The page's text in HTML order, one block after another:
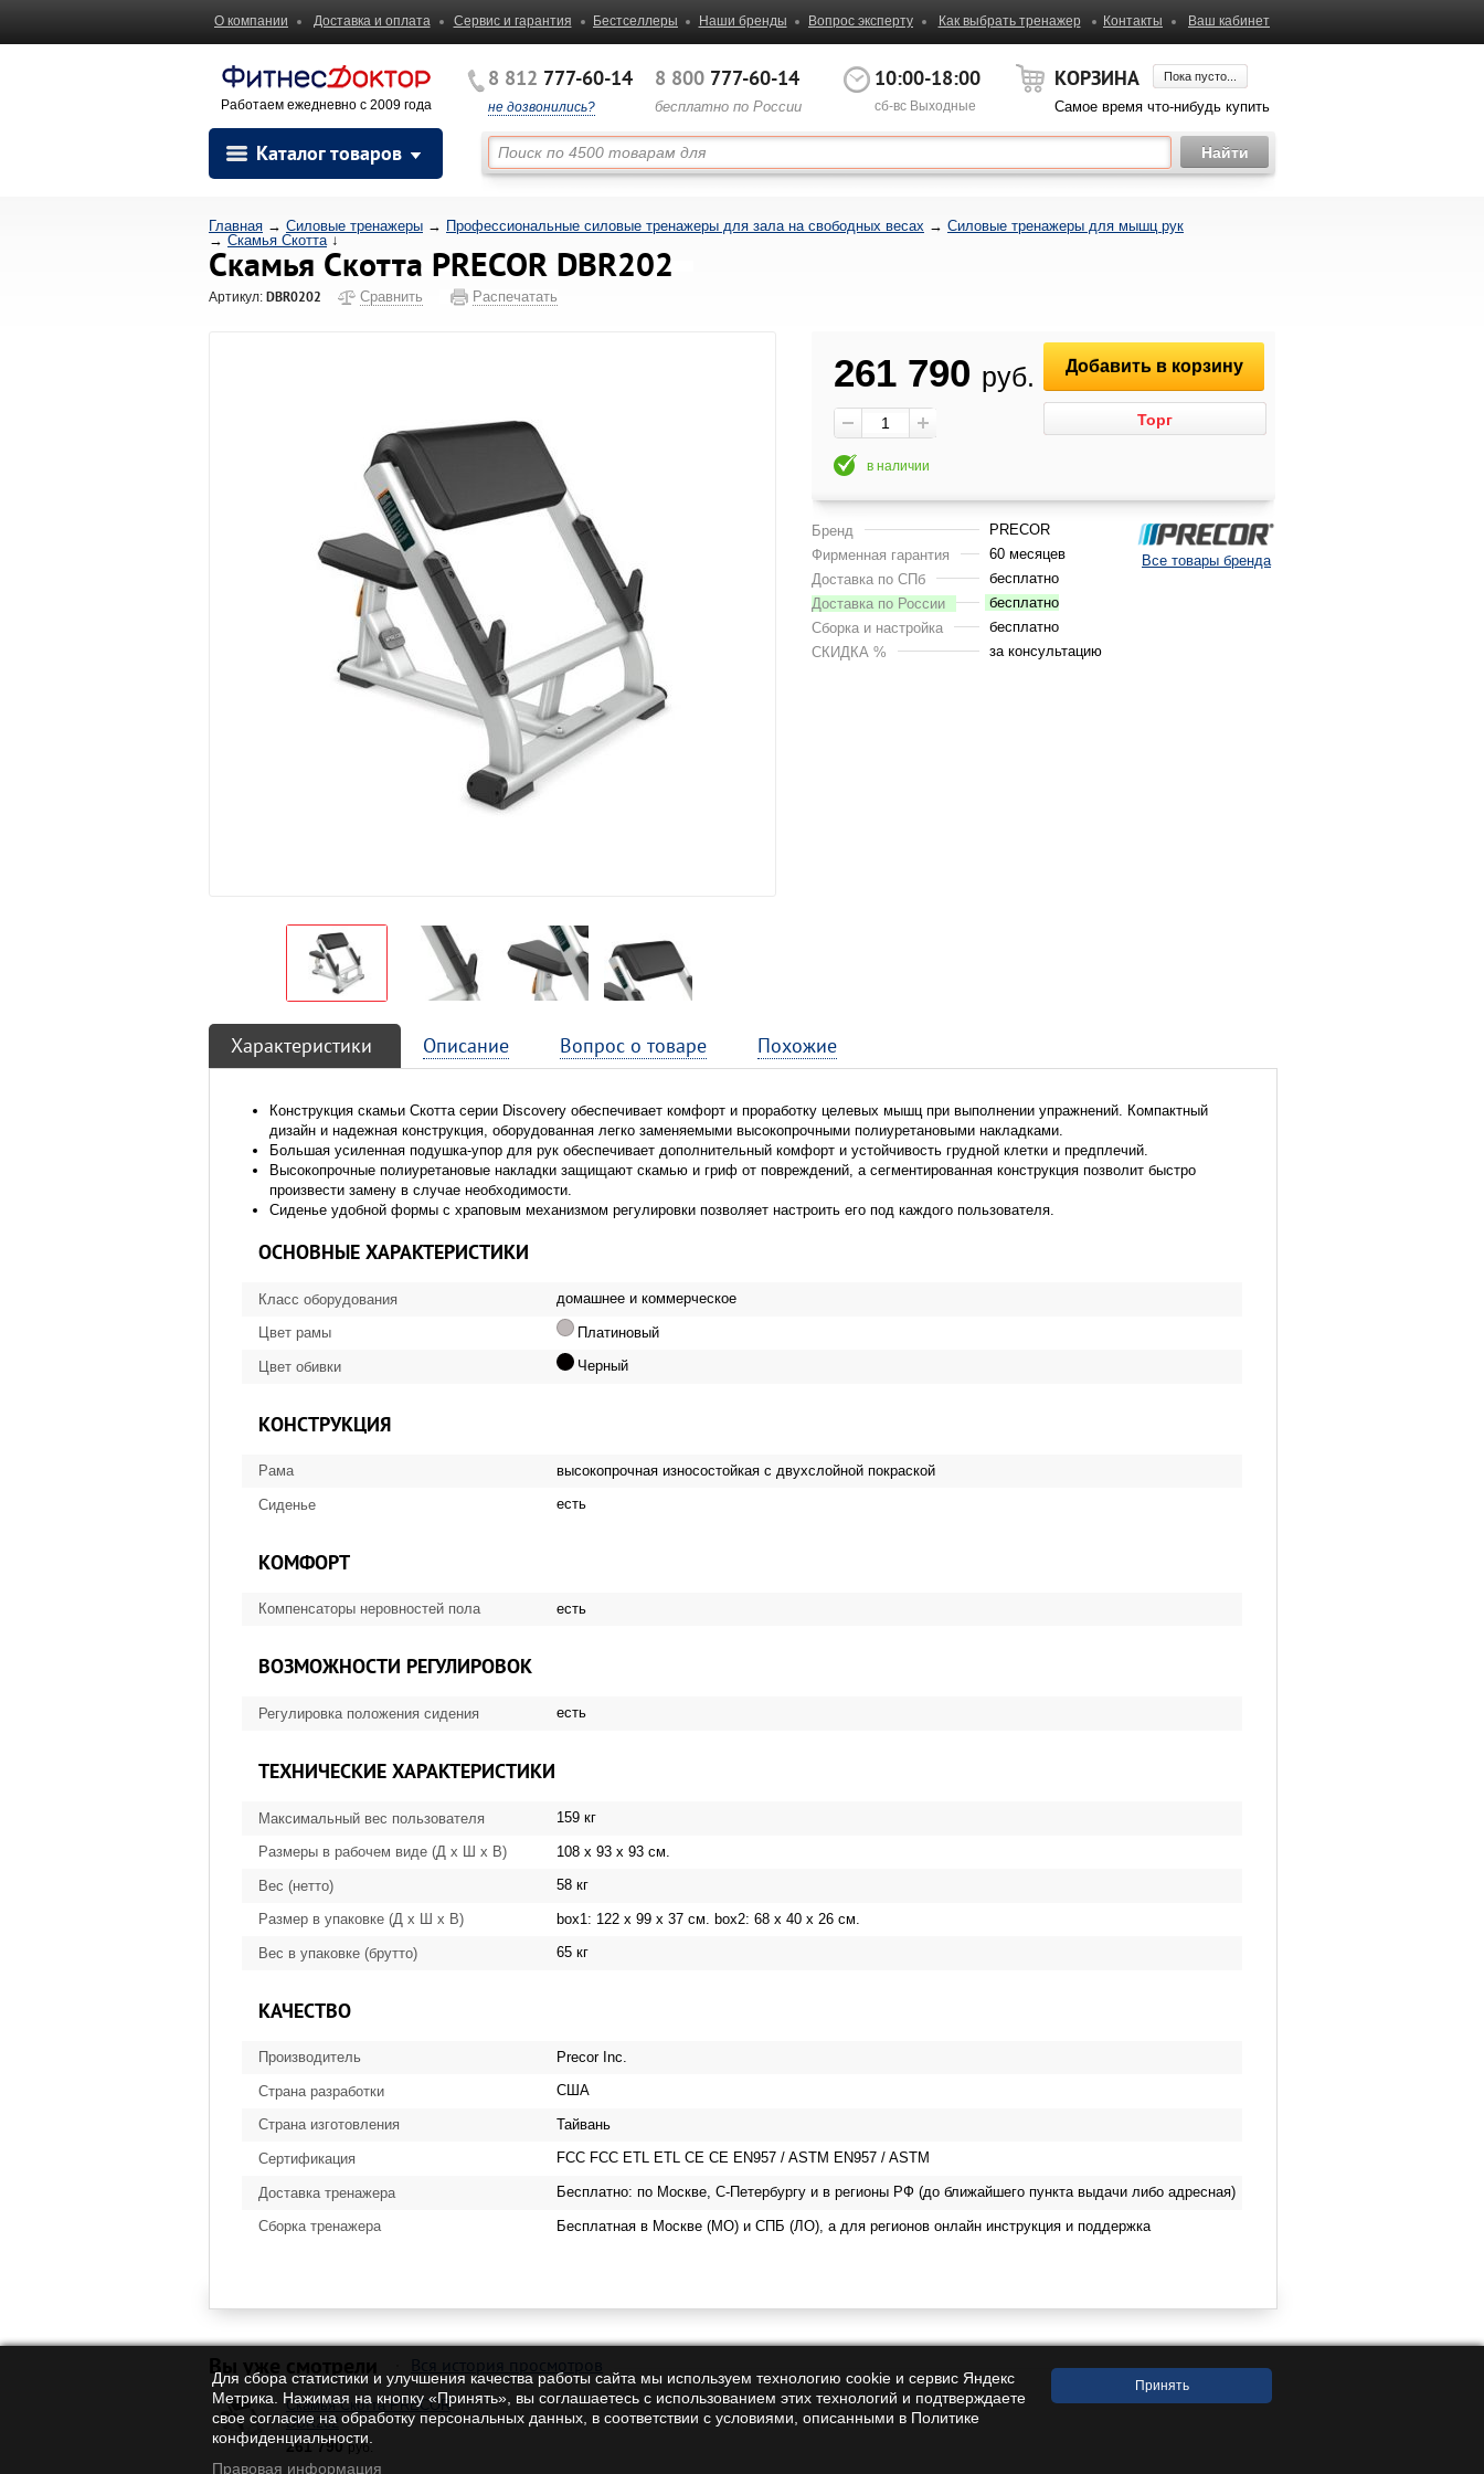
О компании Доставка и оплата Сервис и гарантия Бестселлеры Наши бренды Вопрос эксперту Как выбрать тренажер Контакты Ваш кабинет
Работаем ежедневно с 2009 года
8 812 777-60-14
не дозвонились?
8 800 777-60-14
бесплатно по России
10:00-18:00
сб-вс Выходные
КОРЗИНА Пока пусто...
Самое время что-нибудь купить
Каталог товаров
Главная → Силовые тренажеры → Профессиональные силовые тренажеры для зала на свободных весах → Силовые тренажеры для мышц рук
→ Скамья Скотта ↓
Скамья Скотта PRECOR DBR202
Артикул: DBR0202 Сравнить Распечатать
261 790 руб.
в наличии
Добавить в корзину
Торг
Бренд
PRECOR
Фирменная гарантия
60 месяцев
Доставка по СПб
бесплатно
Доставка по России
бесплатно
Сборка и настройка
бесплатно
СКИДКА %
за консультацию
Все товары бренда
Характеристики Описание Вопрос о товаре Похожие
Конструкция скамьи Скотта серии Discovery обеспечивает комфорт и проработку целевых мышц при выполнении упражнений. Компактный
дизайн и надежная конструкция, оборудованная легко заменяемыми высокопрочными полиуретановыми накладками.
Большая усиленная подушка-упор для рук обеспечивает дополнительный комфорт и устойчивость грудной клетки и предплечий.
Высокопрочные полиуретановые накладки защищают скамью и гриф от повреждений, а сегментированная конструкция позволит быстро
произвести замену в случае необходимости.
Сиденье удобной формы с храповым механизмом регулировки позволяет настроить его под каждого пользователя.
ОСНОВНЫЕ ХАРАКТЕРИСТИКИ
Класс оборудования домашнее и коммерческое
Цвет рамы Платиновый
Цвет обивки Черный
КОНСТРУКЦИЯ
Рама высокопрочная износостойкая с двухслойной покраской
Сиденье есть
КОМФОРТ
Компенсаторы неровностей пола есть
ВОЗМОЖНОСТИ РЕГУЛИРОВОК
Регулировка положения сидения есть
ТЕХНИЧЕСКИЕ ХАРАКТЕРИСТИКИ
Максимальный вес пользователя 159 кг
Размеры в рабочем виде (Д х Ш х В) 108 х 93 х 93 см.
Вес (нетто) 58 кг
Размер в упаковке (Д х Ш х В) box1: 122 х 99 х 37 см. box2: 68 х 40 х 26 см.
Вес в упаковке (брутто) 65 кг
КАЧЕСТВО
Производитель Precor Inc.
Страна разработки США
Страна изготовления Тайвань
Сертификация FCC FCC ETL ETL CE CE EN957 / ASTM EN957 / ASTM
Доставка тренажера Бесплатно: по Москве, С-Петербургу и в регионы РФ (до ближайшего пункта выдачи либо адресная)
Сборка тренажера Бесплатная в Москве (МО) и СПБ (ЛО), а для регионов онлайн инструкция и поддержка
Вы уже смотрели Вся история просмотров
Скамья Скотта PRECOR
DBR202
261 790руб.
Для сбора статистики и улучшения качества работы сайта мы используем технологию cookie и сервис Яндекс
Метрика. Нажимая на кнопку «Принять», вы соглашаетесь с использованием этих технологий и подтверждаете
свое согласие на обработку персональных данных, в соответствии с условиями, описанными в Политике
конфиденциальности.
Правовая информация